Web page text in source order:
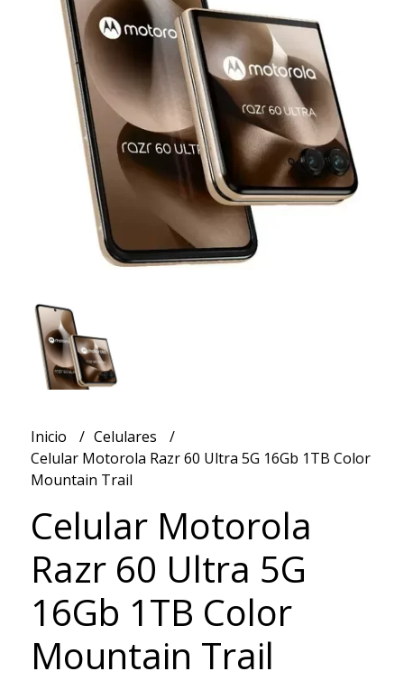
Inicio
Celulares
Celular Motorola Razr 60 Ultra 5G 16Gb 1TB Color
Mountain Trail
Celular Motorola
Razr 60 Ultra 5G
16Gb 1TB Color
Mountain Trail